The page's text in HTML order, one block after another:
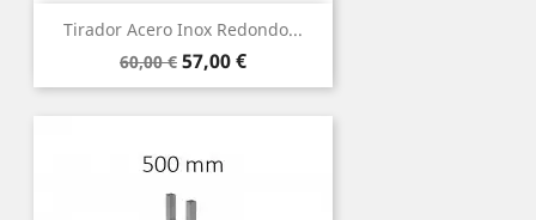
Tirador Acero Inox Redondo...
Precio
base
60,00 € Precio
57,00 €